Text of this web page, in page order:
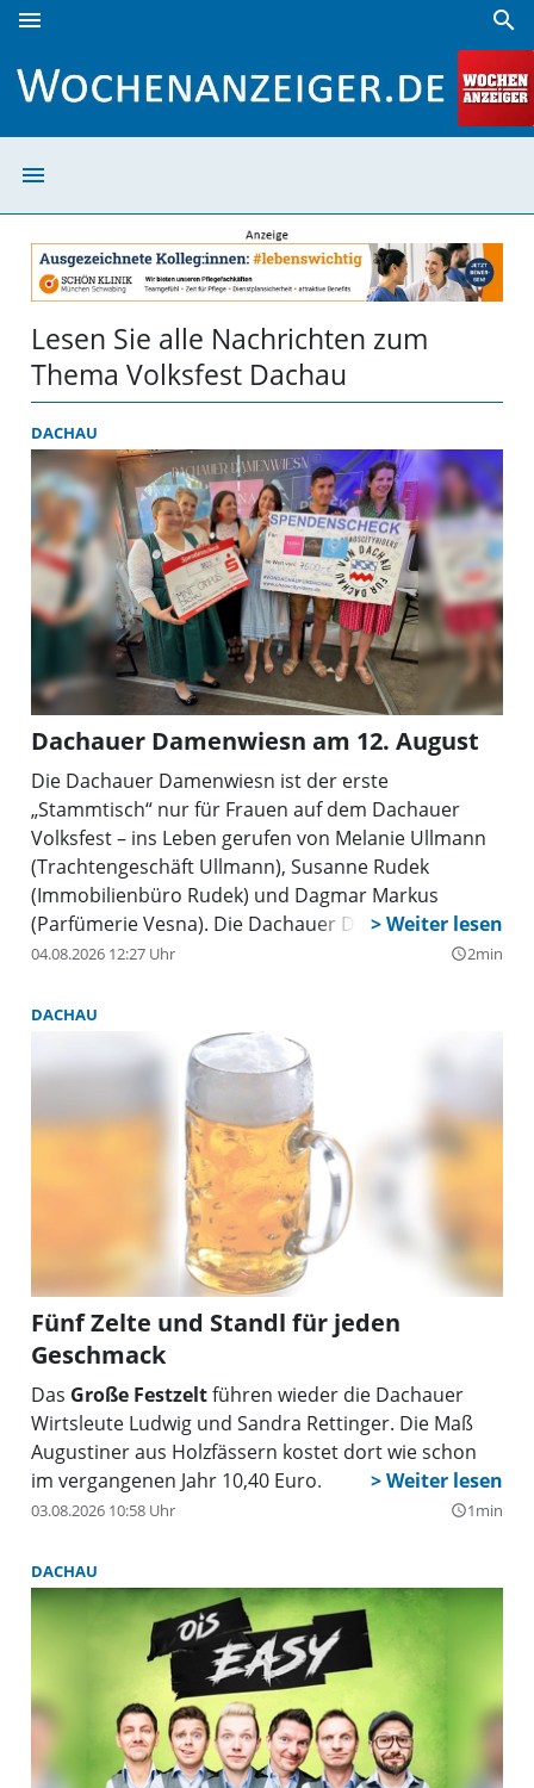
menu search
menu
Lesen Sie alle Nachrichten zum
Thema Volksfest Dachau
DACHAU
Dachauer Damenwiesn am 12. August
Die Dachauer Damenwiesn ist der erste
„Stammtisch“ nur für Frauen auf dem Dachauer
Volksfest – ins Leben gerufen von Melanie Ullmann
(Trachtengeschäft Ullmann), Susanne Rudek
(Immobilienbüro Rudek) und Dagmar Markus
(Parfümerie Vesna). Die Dachauer Damenwiesn
findet am Mittwoch, 12. August, von 13.30 bis 17.30
Treppe )bereits zum dritten Mal statt und richtet
sich exklusiv an Frauen aus Dachau und dem
Landkreis Dachau. Die Teilnehmerzahl ist begrenzt
auf 75. Dabei werden über Teilnahmegebühren und
Tombola-Erlöse Spenden gesammelt, um Vereine
oder Organisationen in Stadt und Landkreis Dachau
04.08.2026 12:27 Uhr query_builder2min
DACHAU
Fünf Zelte und Standl für jeden
Geschmack
Das Große Festzeltführen wieder die Dachauer
Wirtsleute Ludwig und Sandra Rettinger. Die Maß
Augustiner aus Holzfässern kostet dort wie schon
im vergangenen Jahr 10,40 Euro.
03.08.2026 10:58 Uhr query_builder1min
DACHAU